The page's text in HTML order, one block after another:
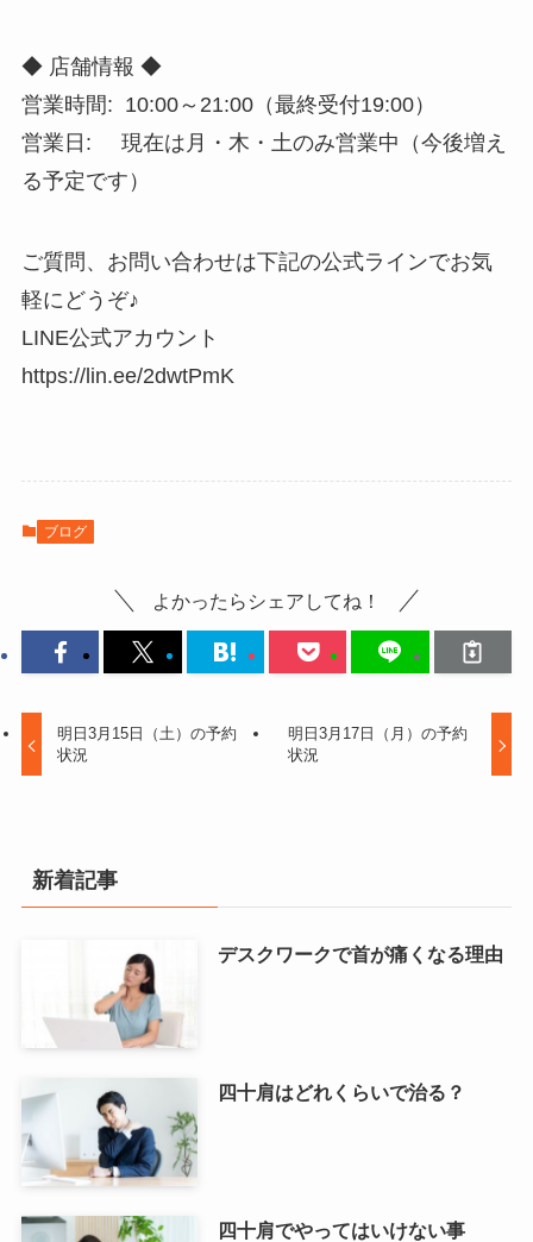
◆ 店舗情報 ◆
営業時間: 10:00～21:00（最終受付19:00）
営業日: 現在は月・木・土のみ営業中（今後増え
る予定です）
ご質問、お問い合わせは下記の公式ラインでお気
軽にどうぞ♪
LINE公式アカウント
https://lin.ee/2dwtPmK
ブログ
よかったらシェアしてね！
明日3月15日（土）の予約
状況
明日3月17日（月）の予約
状況
新着記事
デスクワークで首が痛くなる理由
四十肩はどれくらいで治る？
四十肩でやってはいけない事